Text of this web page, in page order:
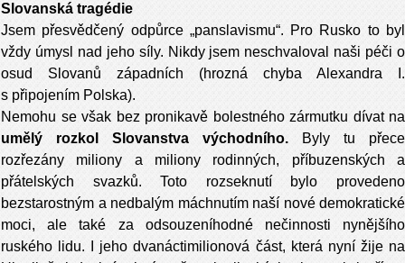
Slovanská tragédie
Jsem přesvědčený odpůrce „panslavismu“. Pro Rusko to byl
vždy úmysl nad jeho síly. Nikdy jsem neschvaloval naši péči o
osud Slovanů západních (hrozná chyba Alexandra I.
s připojením Polska).
Nemohu se však bez pronikavě bolestného zármutku dívat na
umělý rozkol Slovanstva východního.
Byly tu přece
rozřezány miliony a miliony rodinných, příbuzenských a
přátelských svazků. Toto rozseknutí bylo provedeno
bezstarostným a nedbalým máchnutím naší nové demokratické
moci, ale také za odsouzeníhodné nečinnosti nynějšího
ruského lidu. I jeho dvanáctimilionová část, která nyní žije na